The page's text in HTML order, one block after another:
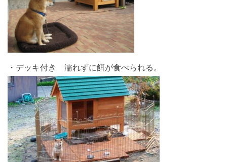
・デッキ付き 濡れずに餌が食べられる。